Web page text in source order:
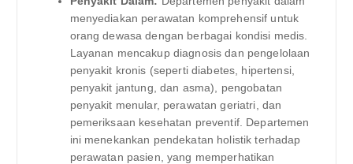
menyediakan perawatan komprehensif untuk
orang dewasa dengan berbagai kondisi medis.
Layanan mencakup diagnosis dan pengelolaan
penyakit kronis (seperti diabetes, hipertensi,
penyakit jantung, dan asma), pengobatan
penyakit menular, perawatan geriatri, dan
pemeriksaan kesehatan preventif. Departemen
ini menekankan pendekatan holistik terhadap
perawatan pasien, yang memperhatikan